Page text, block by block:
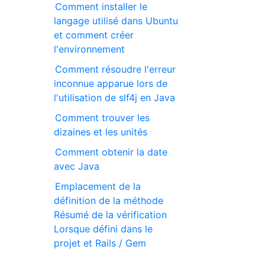
Comment installer le
langage utilisé dans Ubuntu
et comment créer
l'environnement
Comment résoudre l'erreur
inconnue apparue lors de
l'utilisation de slf4j en Java
Comment trouver les
dizaines et les unités
Comment obtenir la date
avec Java
Emplacement de la
définition de la méthode
Résumé de la vérification
Lorsque défini dans le
projet et Rails / Gem